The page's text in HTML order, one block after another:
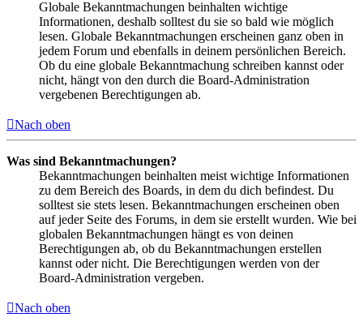
Globale Bekanntmachungen beinhalten wichtige
Informationen, deshalb solltest du sie so bald wie möglich
lesen. Globale Bekanntmachungen erscheinen ganz oben in
jedem Forum und ebenfalls in deinem persönlichen Bereich.
Ob du eine globale Bekanntmachung schreiben kannst oder
nicht, hängt von den durch die Board-Administration
vergebenen Berechtigungen ab.
Nach oben
Was sind Bekanntmachungen?
Bekanntmachungen beinhalten meist wichtige Informationen
zu dem Bereich des Boards, in dem du dich befindest. Du
solltest sie stets lesen. Bekanntmachungen erscheinen oben
auf jeder Seite des Forums, in dem sie erstellt wurden. Wie bei
globalen Bekanntmachungen hängt es von deinen
Berechtigungen ab, ob du Bekanntmachungen erstellen
kannst oder nicht. Die Berechtigungen werden von der
Board-Administration vergeben.
Nach oben